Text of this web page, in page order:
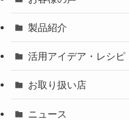
製品紹介
活用アイデア・レシピ
お取り扱い店
ニュース